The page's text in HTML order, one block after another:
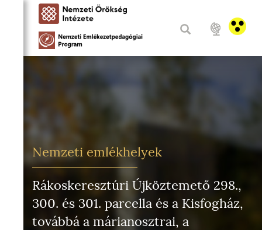
Nemzeti emlékhelyek
Rákoskeresztúri Újköztemető 298.,
300. és 301. parcella és a Kisfogház,
továbbá a márianosztrai, a